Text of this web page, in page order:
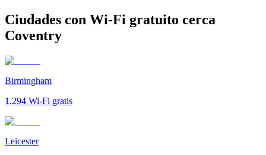
Ciudades con Wi-Fi gratuito cerca
Coventry
Birmingham
1,294 Wi-Fi gratis
Leicester